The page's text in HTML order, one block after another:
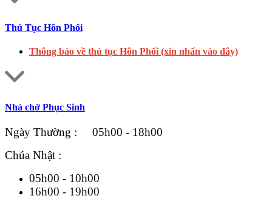
Thủ Tục Hôn Phối
Thông báo về thủ tục Hôn Phối (xin nhấn vào đây)
Nhà chờ Phục Sinh
Ngày Thường : 05h00 - 18h00
Chúa Nhật :
05h00 - 10h00
16h00 - 19h00